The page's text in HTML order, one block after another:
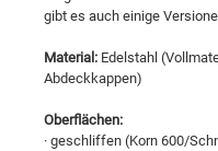
gibt es auch einige
Material: Edelstahl
Abdeckkappen)
Oberflächen:
· geschliffen (Korn 600/